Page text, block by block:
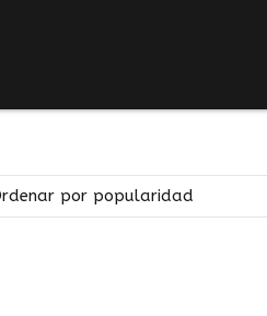
por popularidad